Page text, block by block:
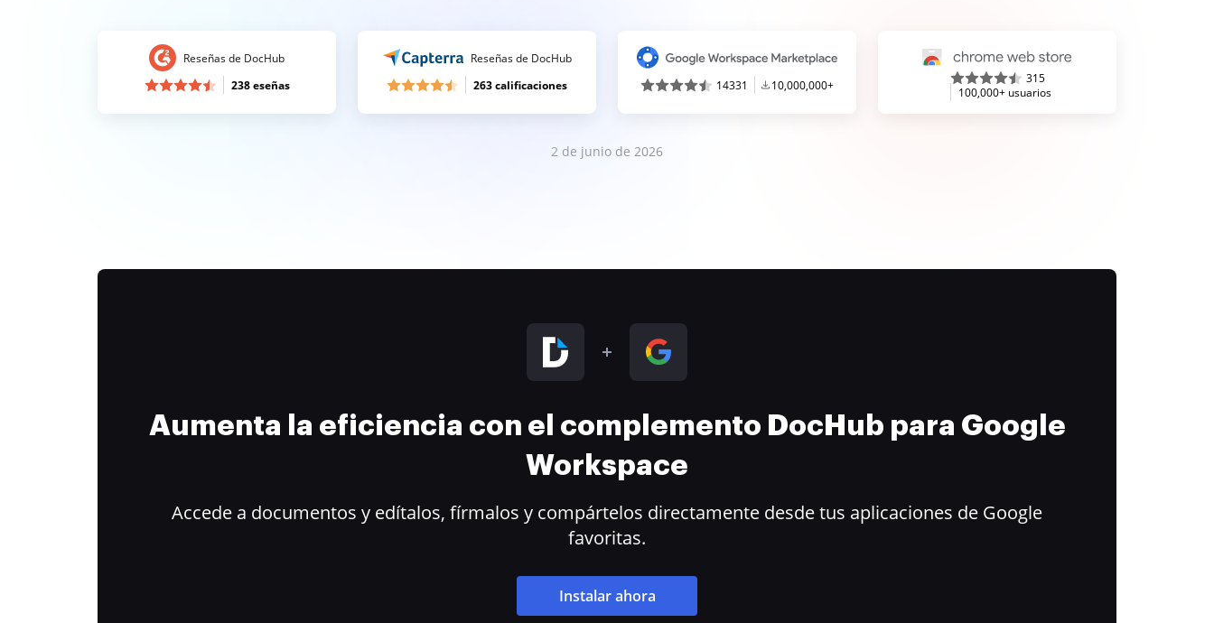
Reseñas de DocHub
238 eseñas
Reseñas de DocHub
263 calificaciones
14331 10,000,000+
315
100,000+ usuarios
2 de junio de 2026
Aumenta la eficiencia con el complemento DocHub para Google
Workspace
Accede a documentos y edítalos, fírmalos y compártelos directamente desde tus aplicaciones de Google
favoritas.
Instalar ahora